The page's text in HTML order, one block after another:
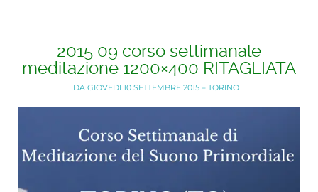
2015 09 corso settimanale
meditazione 1200×400 RITAGLIATA
DA GIOVEDI 10 SETTEMBRE 2015 – TORINO